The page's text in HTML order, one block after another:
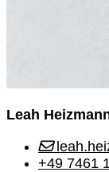
Leah
+49 7461